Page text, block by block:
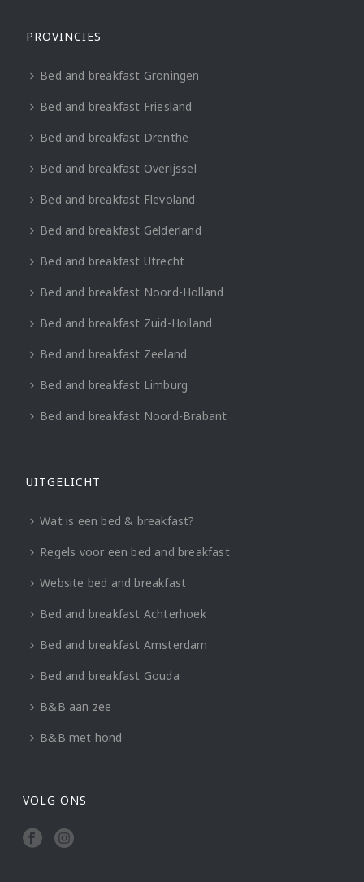
PROVINCIES
Bed and breakfast Groningen
Bed and breakfast Friesland
Bed and breakfast Drenthe
Bed and breakfast Overijssel
Bed and breakfast Flevoland
Bed and breakfast Gelderland
Bed and breakfast Utrecht
Bed and breakfast Noord-Holland
Bed and breakfast Zuid-Holland
Bed and breakfast Zeeland
Bed and breakfast Limburg
Bed and breakfast Noord-Brabant
UITGELICHT
Wat is een bed & breakfast?
Regels voor een bed and breakfast
Website bed and breakfast
Bed and breakfast Achterhoek
Bed and breakfast Amsterdam
Bed and breakfast Gouda
B&B aan zee
B&B met hond
VOLG ONS